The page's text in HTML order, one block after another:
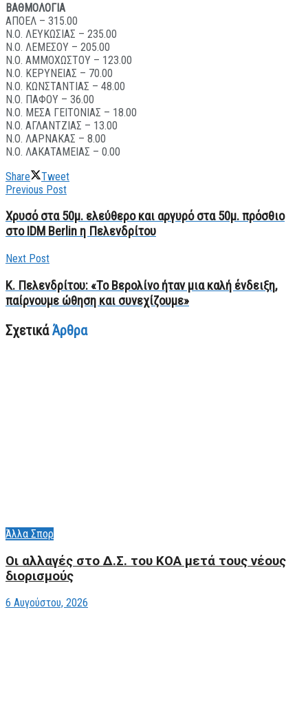
ΒΑΘΜΟΛΟΓΙΑ
ΑΠΟΕΛ – 315.00
Ν.Ο. ΛΕΥΚΩΣΙΑΣ – 235.00
Ν.Ο. ΛΕΜΕΣΟΥ – 205.00
Ν.Ο. ΑΜΜΟΧΩΣΤΟΥ – 123.00
Ν.Ο. ΚΕΡΥΝΕΙΑΣ – 70.00
Ν.Ο. ΚΩΝΣΤΑΝΤΙΑΣ – 48.00
Ν.Ο. ΠΑΦΟΥ – 36.00
Ν.Ο. ΜΕΣΑ ΓΕΙΤΟΝΙΑΣ – 18.00
Ν.Ο. ΑΓΛΑΝΤΖΙΑΣ – 13.00
Ν.Ο. ΛΑΡΝΑΚΑΣ – 8.00
Ν.Ο. ΛΑΚΑΤΑΜΕΙΑΣ – 0.00
Share
Tweet
Previous Post
Χρυσό στα 50μ. ελεύθερο και αργυρό στα 50μ. πρόσθιο
στο IDM Berlin η Πελενδρίτου
Next Post
Κ. Πελενδρίτου: «Το Βερολίνο ήταν μια καλή ένδειξη,
παίρνουμε ώθηση και συνεχίζουμε»
ΣχετικάΆρθρα
Άλλα Σπορ
Οι αλλαγές στο Δ.Σ. του ΚΟΑ μετά τους νέους
διορισμούς
6 Αυγούστου, 2026